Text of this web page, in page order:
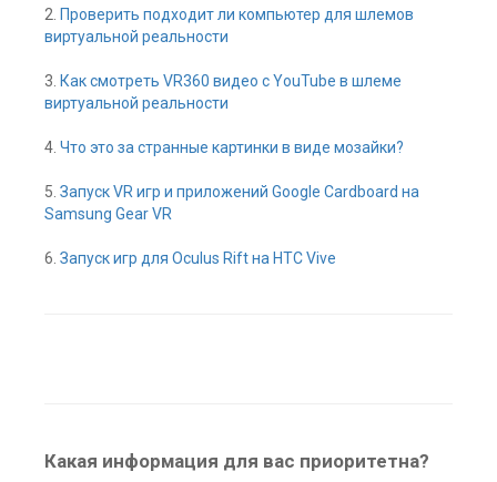
2. Проверить подходит ли компьютер для шлемов
виртуальной реальности
3. Как смотреть VR360 видео с YouTube в шлеме
виртуальной реальности
4. Что это за странные картинки в виде мозайки?
5. Запуск VR игр и приложений Google Cardboard на
Samsung Gear VR
6. Запуск игр для Oculus Rift на HTC Vive
Какая информация для вас приоритетна?